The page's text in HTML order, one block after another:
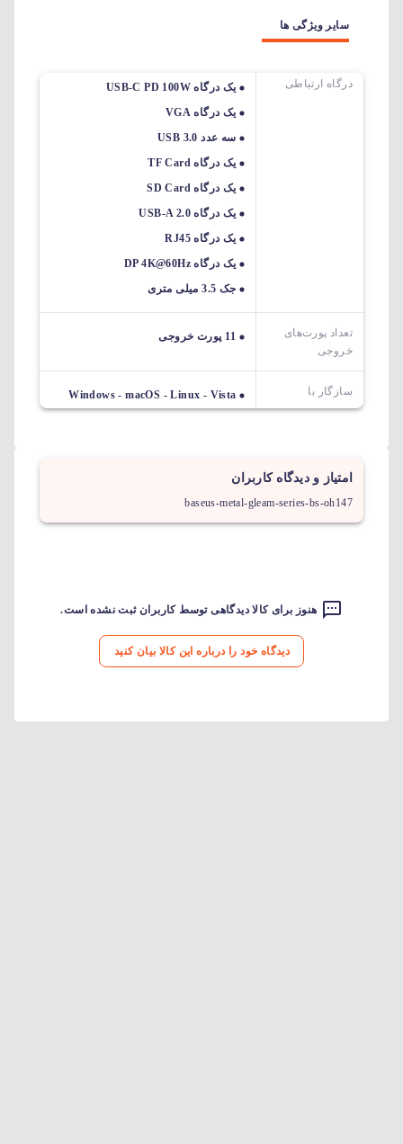
سایر ویژگی ها
درگاه ارتباطی
یک درگاه USB-C PD 100W
یک درگاه VGA
سه عدد USB 3.0
یک درگاه TF Card
یک درگاه SD Card
یک درگاه USB-A 2.0
یک درگاه RJ45
یک درگاه DP 4K@60Hz
جک 3.5 میلی متری
تعداد پورت‌های
خروجی
11 پورت خروجی
سازگار با Windows - macOS - Linux - Vista
امتیاز و دیدگاه کاربران
baseus-metal-gleam-series-bs-oh147
هنوز برای کالا دیدگاهی توسط کاربران ثبت نشده است.
دیدگاه خود را درباره این کالا بیان کنید